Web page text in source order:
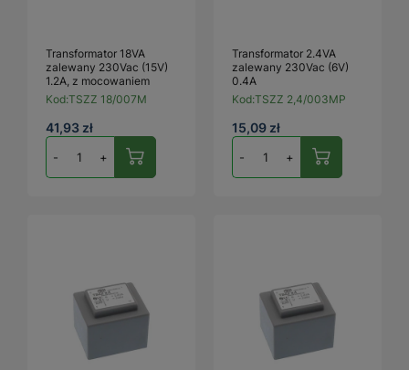
Transformator 18VA
zalewany 230Vac (15V)
1.2A, z mocowaniem
Kod:TSZZ 18/007M
41,93 zł
- +
Transformator 2.4VA
zalewany 230Vac (6V)
0.4A
Kod:TSZZ 2,4/003MP
15,09 zł
- +